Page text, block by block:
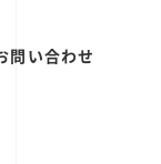
問い合わせ